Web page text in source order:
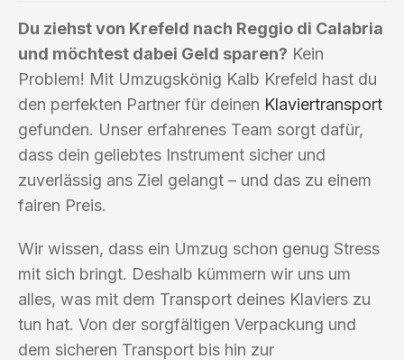
Du ziehst von Krefeld nach Reggio di Calabria
und möchtest dabei Geld sparen? Kein
Problem! Mit Umzugskönig Kalb Krefeld hast du
den perfekten Partner für deinen Klaviertransport
gefunden. Unser erfahrenes Team sorgt dafür,
dass dein geliebtes Instrument sicher und
zuverlässig ans Ziel gelangt – und das zu einem
fairen Preis.
Wir wissen, dass ein Umzug schon genug Stress
mit sich bringt. Deshalb kümmern wir uns um
alles, was mit dem Transport deines Klaviers zu
tun hat. Von der sorgfältigen Verpackung und
dem sicheren Transport bis hin zur